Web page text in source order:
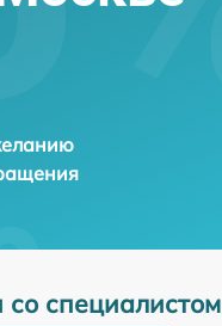
со специалистом